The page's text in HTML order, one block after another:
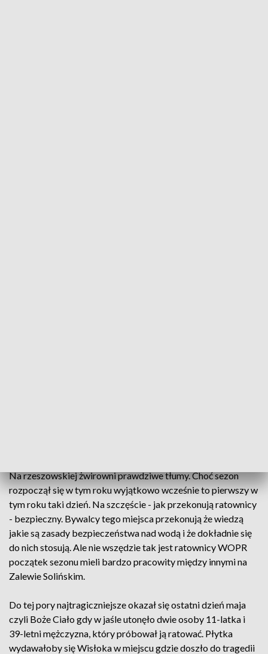
Na rzeszowskiej żwirowni prawdziwe tłumy. Choć sezon
rozpoczął się w tym roku wyjątkowo wcześnie to pierwszy w
tym roku taki dzień. Na szczęście - jak przekonują ratownicy
- bezpieczny. Bywalcy tego miejsca przekonują że wiedzą
jakie są zasady bezpieczeństwa nad wodą i że dokładnie się
do nich stosują. Ale nie wszędzie tak jest ratownicy WOPR
początek sezonu mieli bardzo pracowity między innymi na
Zalewie Solińskim.
Do tej pory najtragiczniejsze okazał się ostatni dzień maja
czyli Boże Ciało gdy w jaśle utonęło dwie osoby 11-latka i
39-letni mężczyzna, który próbował ją ratować. Płytka
wydawałoby się Wisłoka w miejscu gdzie doszło do tragedii